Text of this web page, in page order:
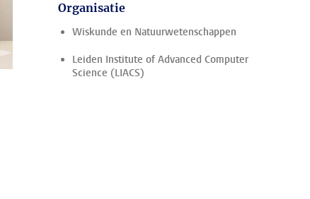
Organisatie
Wiskunde en Natuurwetenschappen
Leiden Institute of Advanced Computer
Science (LIACS)